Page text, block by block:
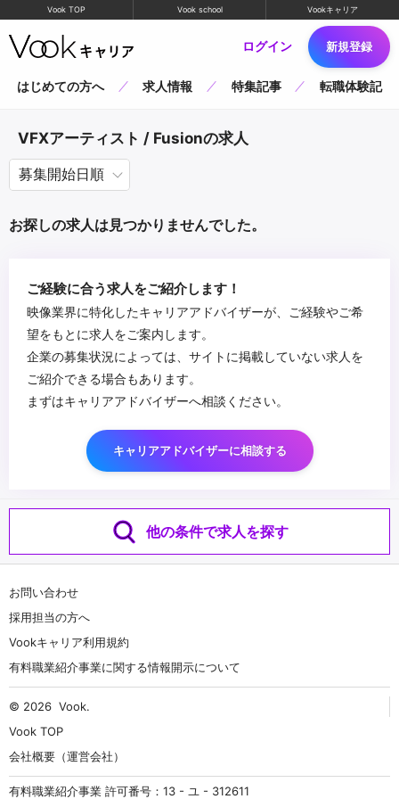
Vook TOP Vook school Vookキャリア
ログイン 新規登録
はじめての方へ 求人情報 特集記事 転職体験記
VFXアーティスト / Fusionの求人
お探しの求人は見つかりませんでした。
ご経験に合う求人をご紹介します！
映像業界に特化したキャリアアドバイザーが、ご経験やご希
望をもとに求人をご案内します。
企業の募集状況によっては、サイトに掲載していない求人を
ご紹介できる場合もあります。
まずはキャリアアドバイザーへ相談ください。
キャリアアドバイザーに相談する
他の条件で求人を探す
お問い合わせ
採用担当の方へ
Vookキャリア利用規約
有料職業紹介事業に関する情報開示について
© 2026 Vook.
Vook TOP
会社概要（運営会社）
有料職業紹介事業 許可番号：13 - ユ - 312611